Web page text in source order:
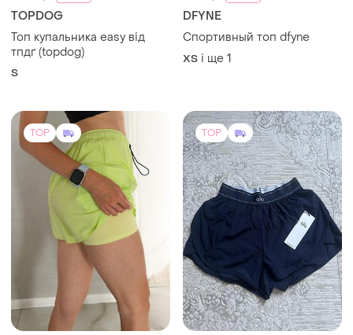
TOPDOG
Топ купальника easy від
тпдґ (topdog)
S
DFYNE
Спортивный топ dfyne
ХS і ще 1
TOP TOP